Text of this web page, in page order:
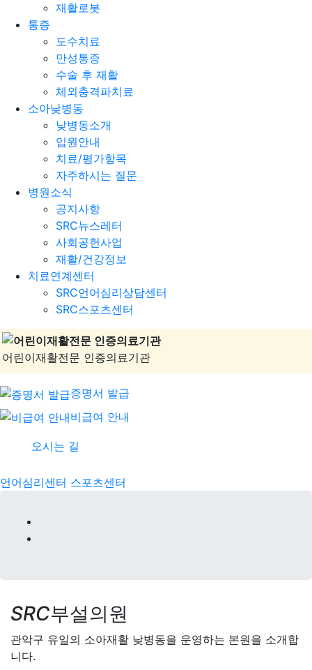
재활로봇
통증
도수치료
만성통증
수술 후 재활
체외충격파치료
소아낮병동
낮병동소개
입원안내
치료/평가항목
자주하시는 질문
병원소식
공지사항
SRC뉴스레터
사회공헌사업
재활/건강정보
치료연계센터
SRC언어심리상담센터
SRC스포츠센터
어린이재활전문 인증의료기관
증명서 발급
비급여 안내
오시는 길
언어심리센터 스포츠센터
SRC부설의원
관악구 유일의 소아재활 낮병동을 운영하는 본원을 소개합
니다.